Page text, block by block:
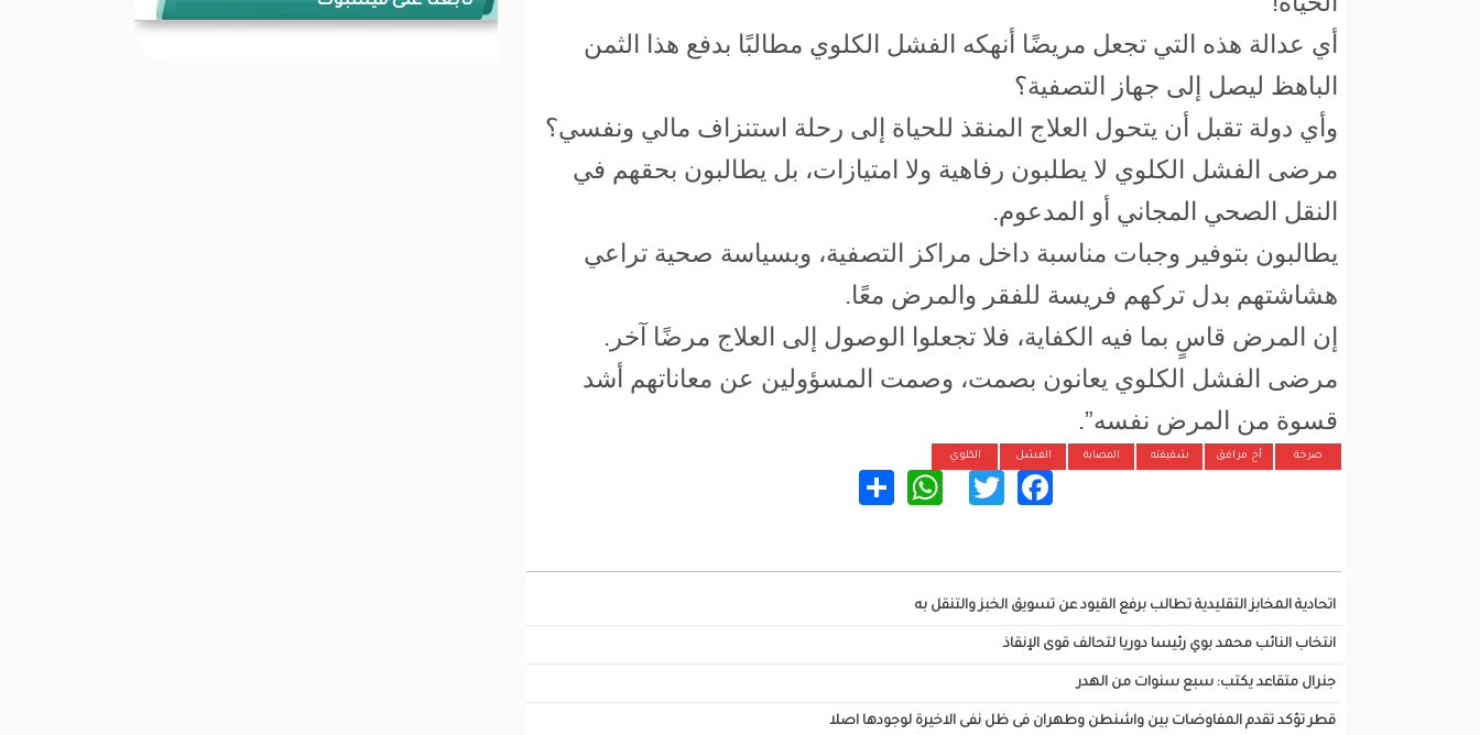
أي عدالة هذه التي تجعل مريضًا أنهكه الفشل الكلوي مطالبًا بدفع هذا الثمن
الباهظ ليصل إلى جهاز التصفية؟
وأي دولة تقبل أن يتحول العلاج المنقذ للحياة إلى رحلة استنزاف مالي ونفسي؟
مرضى الفشل الكلوي لا يطلبون رفاهية ولا امتيازات، بل يطالبون بحقهم في
النقل الصحي المجاني أو المدعوم.
يطالبون بتوفير وجبات مناسبة داخل مراكز التصفية، وبسياسة صحية تراعي
هشاشتهم بدل تركهم فريسة للفقر والمرض معًا.
إن المرض قاسٍ بما فيه الكفاية، فلا تجعلوا الوصول إلى العلاج مرضًا آخر.
مرضى الفشل الكلوي يعانون بصمت، وصمت المسؤولين عن معاناتهم أشد
قسوة من المرض نفسه”.
صرخة أخ مرافق شقيقته المصابة الفشل الكلوي
Facebook
Twitter
WhatsApp
اتحادية المخابز التقليدية تطالب برفع القيود عن تسويق الخبز والتنقل به
انتخاب النائب محمد بوي رئيسا دوريا لتحالف قوى الإنقاذ
جنرال متقاعد يكتب: سبع سنوات من الهدر
قطر تؤكد تقدم المفاوضات بين واشنطن وطهران فى ظل نفى الاخيرة لوجودها اصلا